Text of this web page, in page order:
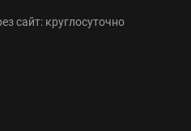
сайт: круглосуточно